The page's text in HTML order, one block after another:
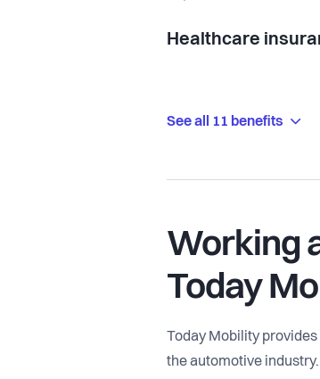
Healthcare
See all 11 benefits
Working
Today
Today Mobility
the automotive